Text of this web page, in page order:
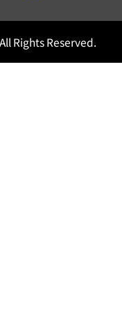
Rights Reserved.